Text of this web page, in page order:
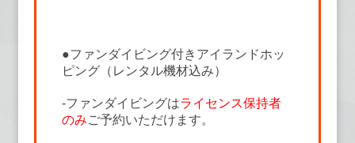
●ファンダイビング付きアイランドホッ
ピング（レンタル機材込み）
-ファンダイビングはライセンス保持者
のみご予約いただけます。